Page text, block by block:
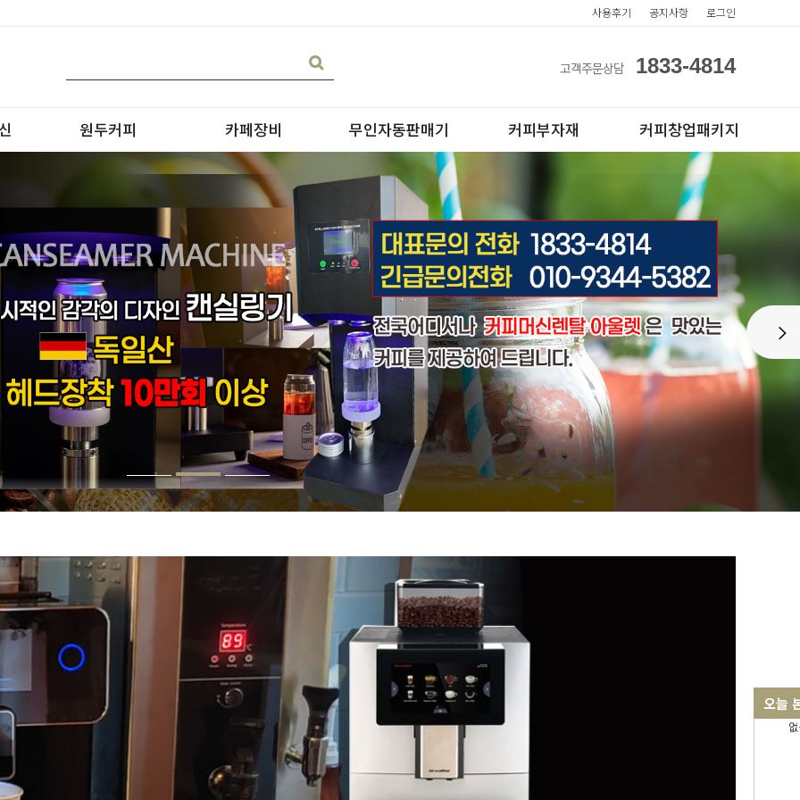
사용후기 공지사항 로그인
고객주문상담 1833-4814
원두커피
블랜딩
원두커피의 종류
카페장비
온수기/우유스팀기
블렌더
그라인더
CAN 캔시머 캔실링기
무인자동판매기 커피부자재
아이스컵
테이크아웃컵
커피창업패키지
전자동카페창업페키지
반자동카페창업페키지
반자동커피머신판매
오늘